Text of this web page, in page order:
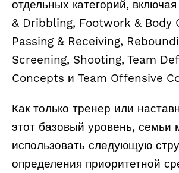
отдельных категорий,
& Dribbling, Footwork & Body
Passing & Receiving,
Screening, Shooting, Team
Concepts и Team Offensive
Как только тренер или
этот базовый уровень, семьи
использовать следующую
определения приоритетной